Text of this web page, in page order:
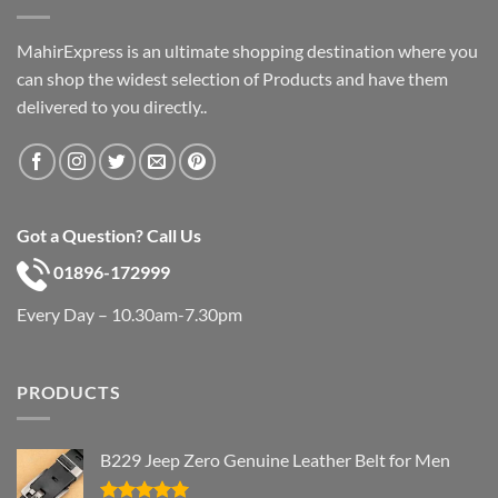
MahirExpress is an ultimate shopping destination where you
can shop the widest selection of Products and have them
delivered to you directly..
Got a Question? Call Us
01896-172999
Every Day – 10.30am-7.30pm
PRODUCTS
B229 Jeep Zero Genuine Leather Belt for Men